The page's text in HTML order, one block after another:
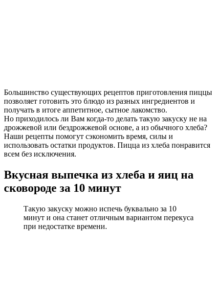
Большинство существующих рецептов приготовления пиццы
позволяет готовить это блюдо из разных ингредиентов и
получать в итоге аппетитное, сытное лакомство.
Но приходилось ли Вам когда-то делать такую закуску не на
дрожжевой или бездрожжевой основе, а из обычного хлеба?
Наши рецепты помогут сэкономить время, силы и
использовать остатки продуктов. Пицца из хлеба понравится
всем без исключения.
Вкусная выпечка из хлеба и яиц на
сковороде за 10 минут
Такую закуску можно испечь буквально за 10
минут и она станет отличным вариантом перекуса
при недостатке времени.